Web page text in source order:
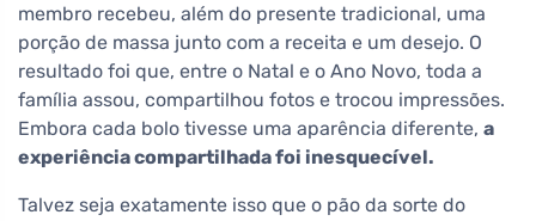
membro recebeu, além do presente tradicional, uma
porção de massa junto com a receita e um desejo. O
resultado foi que, entre o Natal e o Ano Novo, toda a
família assou, compartilhou fotos e trocou impressões.
Embora cada bolo tivesse uma aparência diferente, a
experiência compartilhada foi inesquecível.
Talvez seja exatamente isso que o pão da sorte do